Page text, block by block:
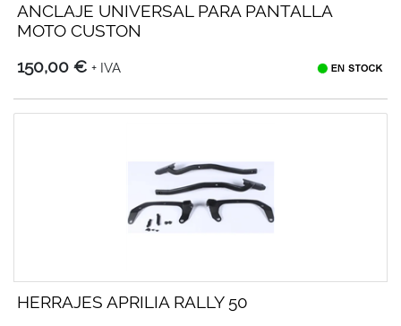
ANCLAJE UNIVERSAL PARA PANTALLA
MOTO CUSTON
150,00 € + IVA
HERRAJES APRILIA RALLY 50